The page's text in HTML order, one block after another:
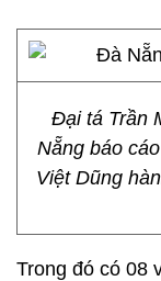
Đại tá Trần
Nẵng báo
Việt Dũng
Trong đó có 08